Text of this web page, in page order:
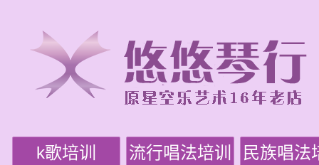
k歌培训 流行唱法培训 民族唱法